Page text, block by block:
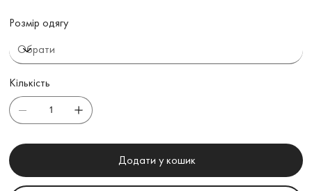
Розмір одягу
Кількість
Додати у кошик